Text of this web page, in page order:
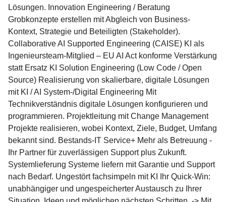
Lösungen. Innovation Engineering / Beratung
Grobkonzepte erstellen mit Abgleich von Business-
Kontext, Strategie und Beteiligten (Stakeholder).
Collaborative AI Supported Engineering (CAISE) KI als
Ingenieursteam-Mitglied – EU AI Act konforme Verstärkung
statt Ersatz KI Solution Engineering (Low Code / Open
Source) Realisierung von skalierbare, digitale Lösungen
mit KI / AI System-/Digital Engineering Mit
Technikverständnis digitale Lösungen konfigurieren und
programmieren. Projektleitung mit Change Management
Projekte realisieren, wobei Kontext, Ziele, Budget, Umfang
bekannt sind. Bestands-IT Service+ Mehr als Betreuung -
Ihr Partner für zuverlässigen Support plus Zukunft.
Systemlieferung Systeme liefern mit Garantie und Support
nach Bedarf. Ungestört fachsimpeln mit KI Ihr Quick-Win:
unabhängiger und ungespeicherter Austausch zu Ihrer